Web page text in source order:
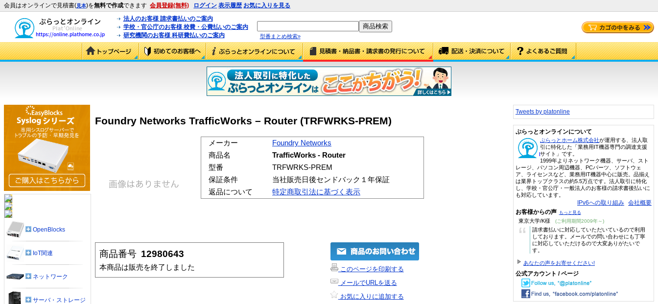
会員はオンラインで見積書(見本)を無料で作成できます 会員登録(無料) ログイン 表示履歴 お気に入りを見る
法人のお客様 請求書払いのご案内
学校・官公庁のお客様 校費・公費払いのご案内
研究機関のお客様 科研費払いのご案内
型番まとめ検索»
Foundry Networks TrafficWorks – Router (TRFWRKS-PREM)
メーカー
Foundry Networks
商品名
TrafficWorks - Router
型番
TRFWRKS-PREM
保証条件
当社販売日後センドバック１年保証
返品について
特定商取引法に基づく表示
商品番号 12980643
本商品は販売を終了しました
このページを印刷する
メールでURLを送る
お気に入りに追加する
OpenBlocks
IoT関連
ネットワーク
サーバ・ストレージ
Tweets by platonline
ぷらっとオンラインについて
ぷらっとホーム株式会社が運用する、法人取
引に特化した「業務用IT機器専門の調達支援
サイト」です。
1999年よりネットワーク機器、サーバ、スト
レージ、パソコン周辺機器、PCパーツ、ソフトウェ
ア、ライセンスなど、業務用IT機器中心に販売。品揃え
は業界トップクラスの約5.5万点です。法人取引に特化
し、学校・官公庁・一般法人のお客様の請求書後払いに
も対応しています。
IPv6への取り組み 会社概要
お客様からの声 もっと見る
東京大学/K様 (ご利用期間2009年～)
“
請求書払いに対応していただいているので利用
しております。メールでの問い合わせにも丁寧
に対応していただけるので大変ありがたいで
す。
あなたの声をお寄せください!
公式アカウント / ページ